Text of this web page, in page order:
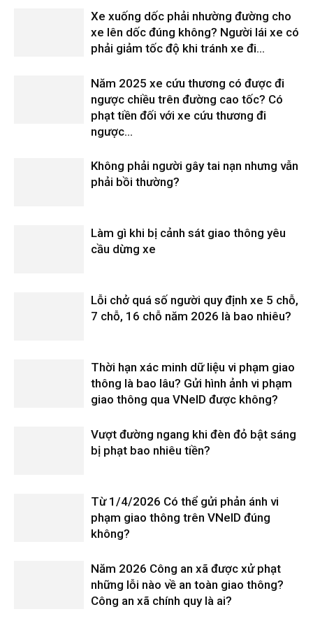
Xe xuống dốc phải nhường đường cho
xe lên dốc đúng không? Người lái xe có
phải giảm tốc độ khi tránh xe đi...
Năm 2025 xe cứu thương có được đi
ngược chiều trên đường cao tốc? Có
phạt tiền đối với xe cứu thương đi
ngược...
Không phải người gây tai nạn nhưng vẫn
phải bồi thường?
Làm gì khi bị cảnh sát giao thông yêu
cầu dừng xe
Lỗi chở quá số người quy định xe 5 chỗ,
7 chỗ, 16 chỗ năm 2026 là bao nhiêu?
Thời hạn xác minh dữ liệu vi phạm giao
thông là bao lâu? Gửi hình ảnh vi phạm
giao thông qua VNeID được không?
Vượt đường ngang khi đèn đỏ bật sáng
bị phạt bao nhiêu tiền?
Từ 1/4/2026 Có thể gửi phản ánh vi
phạm giao thông trên VNeID đúng
không?
Năm 2026 Công an xã được xử phạt
những lỗi nào về an toàn giao thông?
Công an xã chính quy là ai?